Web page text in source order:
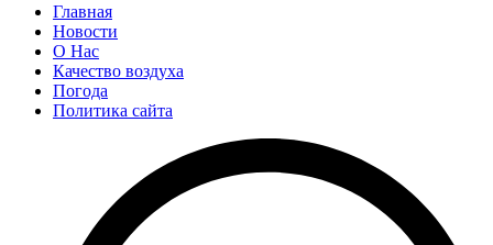
Главная
Новости
О Нас
Качество воздуха
Погода
Политика сайта